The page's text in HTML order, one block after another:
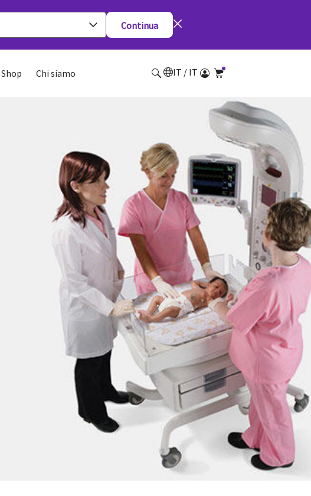
Continua
Shop Chi siamo IT / IT